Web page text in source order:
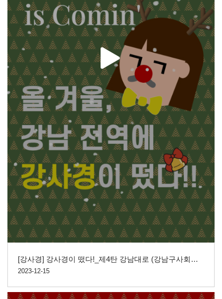
[강사경] 강사경이 떴다!_제4탄 강남대로 (강남구사회적경제 홍보영상)
2023-12-15